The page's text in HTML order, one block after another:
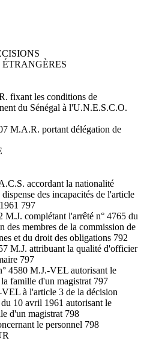
fixant les conditions de
du Sénégal à l'U.N.E.S.C.O.
M.A.R. portant délégation de
accordant la nationalité
des incapacités de l'article
797
M.J. complétant l'arrêté n° 4765 du
des membres de la commission de
et du droit des obligations 792
M.J. attribuant la qualité d'officier
797
4580 M.J.-VEL autorisant le
famille d'un magistrat 797
à l'article 3 de la décision
10 avril 1961 autorisant le
d'un magistrat 798
le personnel 798